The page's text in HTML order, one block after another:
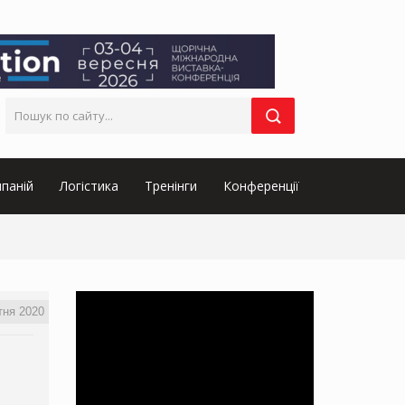
Логістика Тренінги Конференції
2020